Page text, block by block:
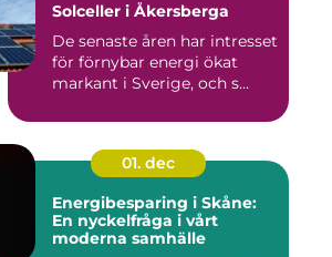
Solceller i Åkersberga
De senaste åren har intresset
för förnybar energi ökat
markant i Sverige, och s...
01. dec
Energibesparing i Skåne:
En nyckelfråga i vårt
moderna samhälle